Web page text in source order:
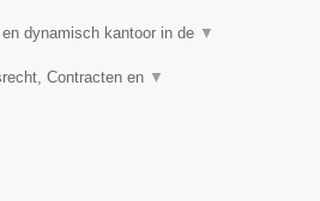
dynamisch kantoor in de ▼
Contracten en ▼